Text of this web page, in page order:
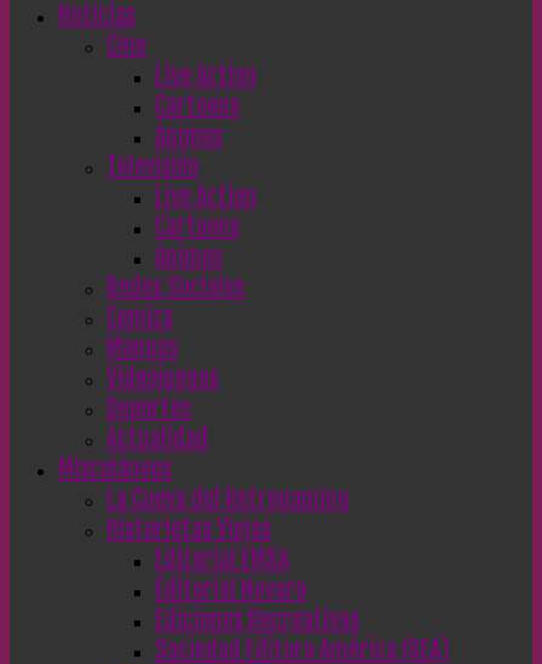
Noticias
Cine
Live Action
Cartoons
Animes
Televisión
Live Action
Cartoons
Animes
Redes Sociales
Comics
Mangas
Videojuegos
Deportes
Actualidad
Misceláneos
La Cueva del Retrogaming
Historietas Viejas
Editorial EMSA
Editorial Novaro
Ediciones Recreativas
Sociedad Editora América (SEA)